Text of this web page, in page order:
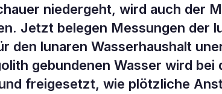
niedergeht, wird auch der
Jetzt belegen Messungen der
den lunaren Wasserhaushalt
gebundenen Wasser wird bei
freigesetzt, wie plötzliche